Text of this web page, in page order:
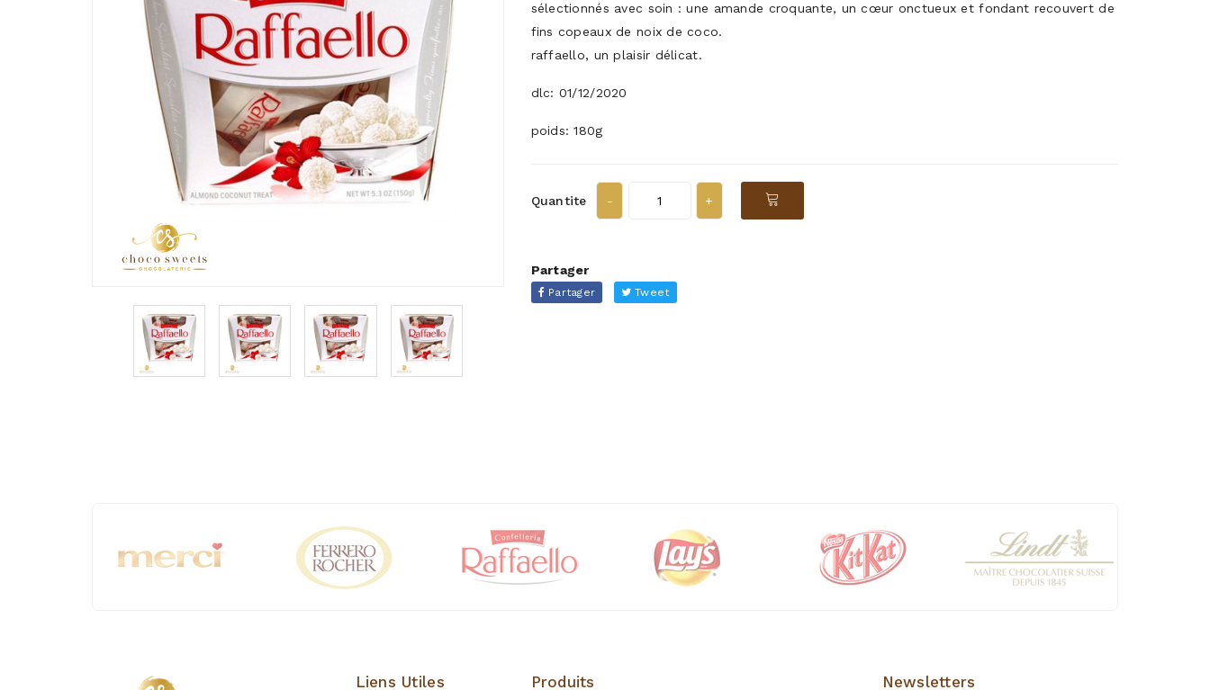
sélectionnés avec soin : une amande croquante, un cœur onctueux et fondant recouvert de
fins copeaux de noix de coco.
raffaello, un plaisir délicat.
dlc: 01/12/2020
poids: 180g
Quantite
Partager
Partager Tweet
Liens Utiles Produits Newsletters